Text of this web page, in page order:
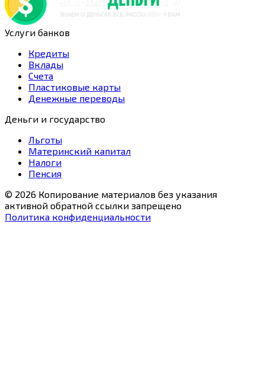
Услуги банков
Кредиты
Вклады
Счета
Пластиковые карты
Денежные переводы
Деньги и государство
Льготы
Материнский капитал
Налоги
Пенсия
© 2026 Копирование материалов без указания
активной обратной ссылки запрещено
Политика конфиденциальности